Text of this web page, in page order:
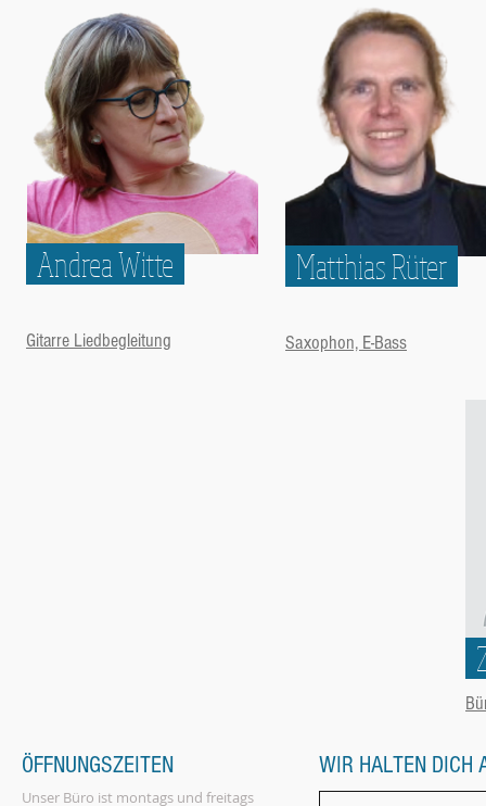
Andrea Witte
Gitarre Liedbegleitung
Matthias Rüter
Saxophon, E-Bass
ÖFFNUNGSZEITEN
Unser Büro ist montags und freitags
WIR HALTEN DICH